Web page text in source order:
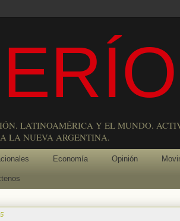
LATINOAMÉRICA Y EL MUNDO.
LA NUEVA ARGENTINA.
Economía Opinión